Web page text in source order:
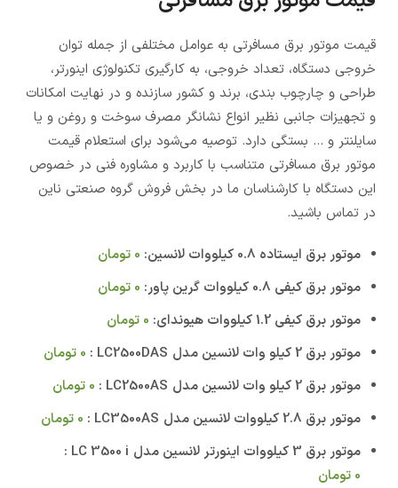
قیمت موتور برق مسافرتی به عوامل مختلفی از جمله توان
خروجی دستگاه، تعداد خروجی، به کارگیری تکنولوژی اینورتر،
طراحی و چارچوب بندی، برند و کشور سازنده و در نهایت امکانات
و تجهیزات جانبی نظیر انواع نشانگر مصرف سوخت و روغن و یا
سایلنتر و … بستگی دارد. توصیه می‌شود برای استعلام قیمت
موتور برق مسافرتی متناسب با کاربرد و مشاوره فنی در خصوص
این دستگاه با کارشناسان ما در بخش فروش گروه صنعتی ناین
در تماس باشید.
موتور برق ایستاده 0.8 کیلووات لانسین: 0 تومان
موتور برق کیفی 0.8 کیلووات گرین پاور:
0 تومان
موتور برق کیفی 1.2 کیلووات هیوندای:
0 تومان
موتور برق 2 کیلو وات لانسین مدل
LC2500DAS :
0 تومان
موتور برق 2 کیلو وات لانسین مدل
LC2500AS :
0 تومان
موتور برق 2.8 کیلووات لانسین مدل
LC3500AS :
0 تومان
موتور برق 3 کیلووات اینورتر لانسین مدل
LC 3500 i :
0 تومان